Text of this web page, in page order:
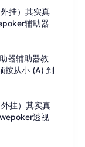
挂）其实真
辅助器
器辅助器教
按从小 (A) 到
挂）其实真
透视